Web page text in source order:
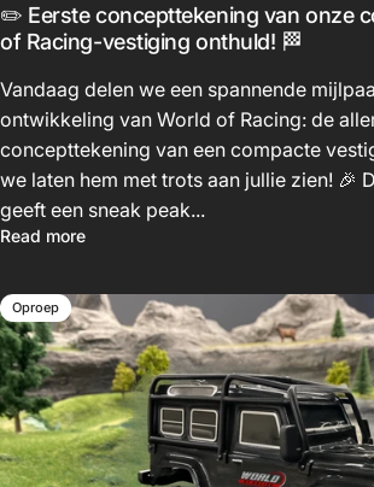
✏️ Eerste concepttekening van onze
of Racing-vestiging onthuld! 🏁
Vandaag delen we een spannende
ontwikkeling van World of Racing: de
concepttekening van een compacte
we laten hem met trots aan jullie zien! 🎉
geeft een sneak peak...
Read more
Oproep